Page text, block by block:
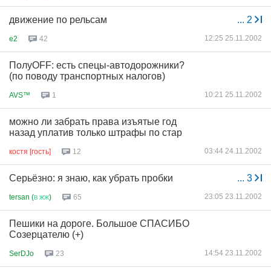
... 2
движение по рельсам
e2 42 12:25 25.11.2002
ПолуOFF: есть спецы-автодорожники?
(по поводу транспортных налогов)
AVS™ 1 10:21 25.11.2002
можно ли забрать права изъятые год
назад уплатив только штрафы по стар
костя [гость] 12 03:44 24.11.2002
... 3
Серьёзно: я знаю, как убрать пробки
tersan (в жж) 65 23:05 23.11.2002
Пешики на дороге. Большое СПАСИБО
Созерцателю (+)
SerDJo 23 14:54 23.11.2002